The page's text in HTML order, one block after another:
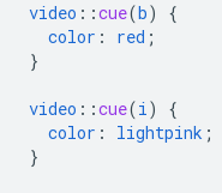
video ::cue(b)
{
color : red ;
}
video ::cue(i)
{
color : lightpink ;
}